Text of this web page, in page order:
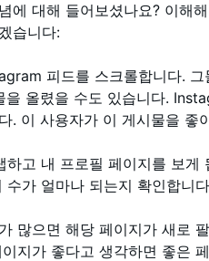
에 대해 들어보셨나요? 이해
습니다:
피드를 스크롤합니다.
을 올렸을 수도 있습니다.
. 이 사용자가 이 게시물을
하고 내 프로필 페이지를 보게
수가 얼마나 되는지 확인합니
많으면 해당 페이지가 새로
지가 좋다고 생각하면 좋은